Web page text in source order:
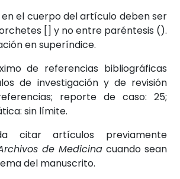
el cuerpo del artículo deben ser
[] y no entre paréntesis ().
en superíndice.
de referencias bibliográficas
de investigación y de revisión
reporte de caso: 25;
sin límite.
citar artículos previamente
de Medicina cuando sean
del manuscrito.